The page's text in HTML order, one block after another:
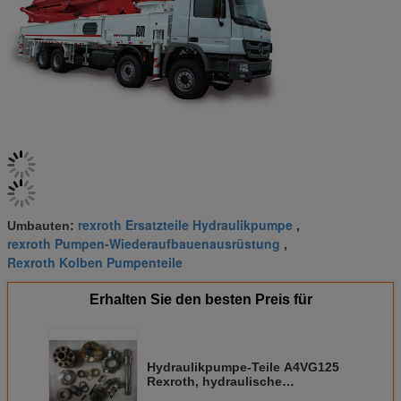
Umbauten: rexroth Ersatzteile Hydraulikpumpe ,
rexroth Pumpen-Wiederaufbauenausrüstung ,
Rexroth Kolben Pumpenteile
Erhalten Sie den besten Preis für
Hydraulikpumpe-Teile A4VG125
Rexroth, hydraulische